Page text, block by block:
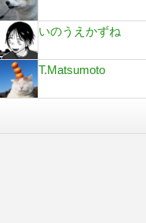
いのうえかずね
T.Matsumoto